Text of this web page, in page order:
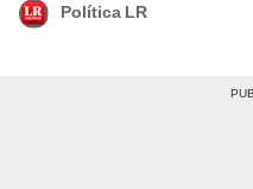
Política LR